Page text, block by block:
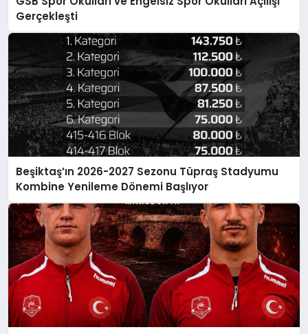
Gerçekleşti
Beşiktaş’ın 2026-2027 Sezonu Tüpraş Stadyumu
Kombine Yenileme Dönemi Başlıyor